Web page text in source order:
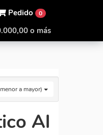
Pedido 0
o más
a mayor)
Al